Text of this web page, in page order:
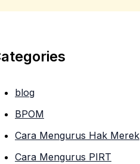
blog
BPOM
Cara Mengurus Hak Merek
Cara Mengurus PIRT